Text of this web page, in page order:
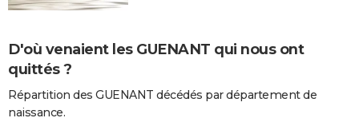
D'où venaient les GUENANT qui nous ont
quittés ?
Répartition des GUENANT décédés par département de
naissance.